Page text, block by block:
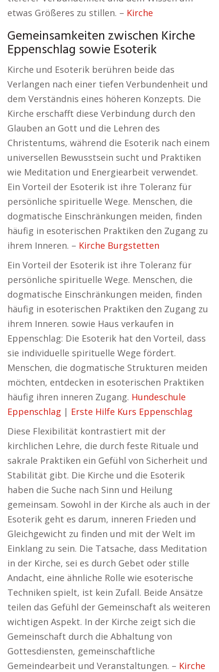
etwas Größeres zu stillen. – Kirche
Gemeinsamkeiten zwischen Kirche
Eppenschlag sowie Esoterik
Kirche und Esoterik berühren beide das
Verlangen nach einer tiefen Verbundenheit und
dem Verständnis eines höheren Konzepts. Die
Kirche erschafft diese Verbindung durch den
Glauben an Gott und die Lehren des
Christentums, während die Esoterik nach einem
universellen Bewusstsein sucht und Praktiken
wie Meditation und Energiearbeit verwendet.
Ein Vorteil der Esoterik ist ihre Toleranz für
persönliche spirituelle Wege. Menschen, die
dogmatische Einschränkungen meiden, finden
häufig in esoterischen Praktiken den Zugang zu
ihrem Inneren. – Kirche Burgstetten
Ein Vorteil der Esoterik ist ihre Toleranz für
persönliche spirituelle Wege. Menschen, die
dogmatische Einschränkungen meiden, finden
häufig in esoterischen Praktiken den Zugang zu
ihrem Inneren. sowie Haus verkaufen in
Eppenschlag: Die Esoterik hat den Vorteil, dass
sie individuelle spirituelle Wege fördert.
Menschen, die dogmatische Strukturen meiden
möchten, entdecken in esoterischen Praktiken
häufig ihren inneren Zugang. Hundeschule
Eppenschlag | Erste Hilfe Kurs Eppenschlag
Diese Flexibilität kontrastiert mit der
kirchlichen Lehre, die durch feste Rituale und
sakrale Praktiken ein Gefühl von Sicherheit und
Stabilität gibt. Die Kirche und die Esoterik
haben die Suche nach Sinn und Heilung
gemeinsam. Sowohl in der Kirche als auch in der
Esoterik geht es darum, inneren Frieden und
Gleichgewicht zu finden und mit der Welt im
Einklang zu sein. Die Tatsache, dass Meditation
in der Kirche, sei es durch Gebet oder stille
Andacht, eine ähnliche Rolle wie esoterische
Techniken spielt, ist kein Zufall. Beide Ansätze
teilen das Gefühl der Gemeinschaft als weiteren
wichtigen Aspekt. In der Kirche zeigt sich die
Gemeinschaft durch die Abhaltung von
Gottesdiensten, gemeinschaftliche
Gemeindearbeit und Veranstaltungen. – Kirche